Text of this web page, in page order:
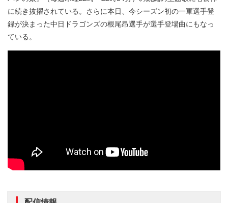
に続き抜擢されている。さらに本日、今シーズン初の一軍選手登
録が決まった中日ドラゴンズの根尾昂選手が選手登場曲にもなっ
ている。